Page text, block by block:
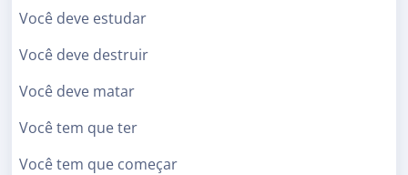
Você deve estudar
Você deve destruir
Você deve matar
Você tem que ter
Você tem que começar